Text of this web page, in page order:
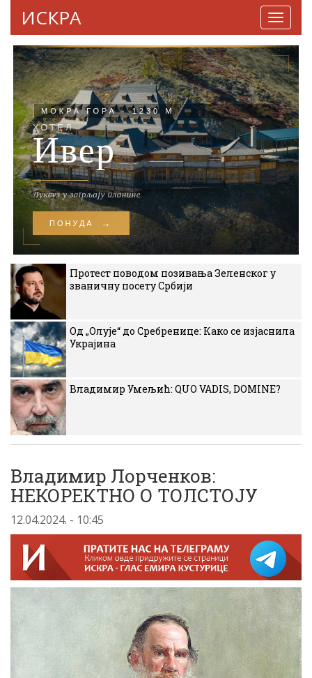
ИСКРА
Протест поводом позивања Зеленског у
званичну посету Србији
Од „Олује“ до Сребренице: Како се изјаснила
Украјина
Владимир Умељић: QUO VADIS, DOMINE?
Владимир Лорченков:
НЕКОРЕКТНО О ТОЛСТОЈУ
12.04.2024. - 10:45